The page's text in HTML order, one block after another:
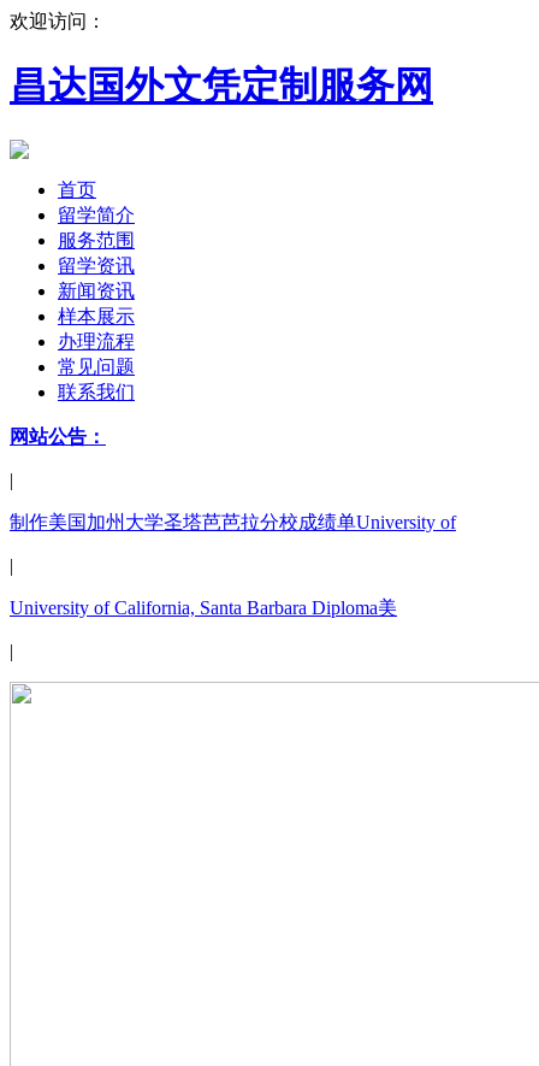
欢迎访问：
昌达国外文凭定制服务网
首页
留学简介
服务范围
留学资讯
新闻资讯
样本展示
办理流程
常见问题
联系我们
网站公告：
|
制作美国加州大学圣塔芭芭拉分校成绩单University of
|
University of California, Santa Barbara Diploma美
|